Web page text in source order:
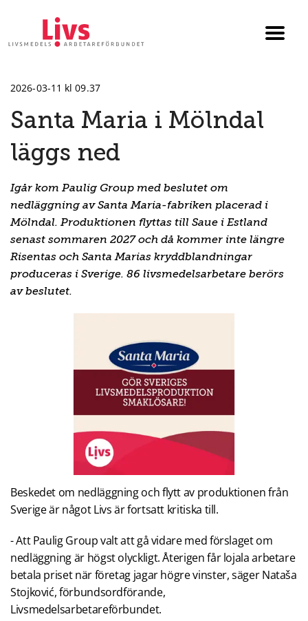
2026-03-11 kl 09.37
Santa Maria i Mölndal
läggs ned
Igår kom Paulig Group med beslutet om
nedläggning av Santa Maria-fabriken placerad i
Mölndal. Produktionen flyttas till Saue i Estland
senast sommaren 2027 och då kommer inte längre
Risentas och Santa Marias kryddblandningar
produceras i Sverige. 86 livsmedelsarbetare berörs
av beslutet.
Beskedet om nedläggning och flytt av produktionen från
Sverige är något Livs är fortsatt kritiska till.
- Att Paulig Group valt att gå vidare med förslaget om
nedläggning är högst olyckligt. Återigen får lojala arbetare
betala priset när företag jagar högre vinster, säger Nataša
Stojković, förbundsordförande,
Livsmedelsarbetareförbundet.